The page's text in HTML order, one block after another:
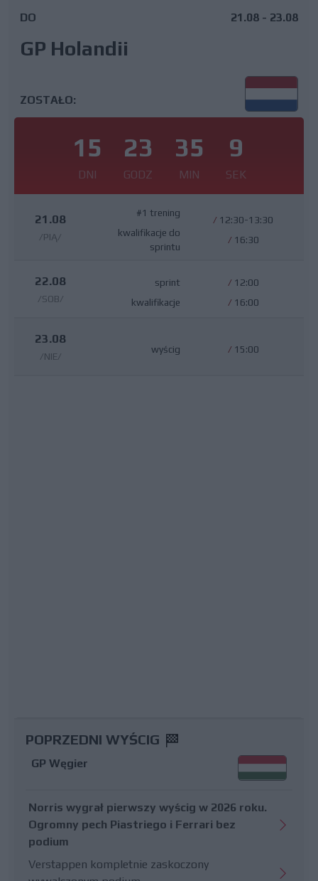
DO
GP Holandii
21.08 - 23.08
ZOSTAŁO:
15
DNI
23
GODZ
35
MIN
8
SEK
21.08
/PIĄ/
#1 trening
kwalifikacje do
sprintu
/ 12:30-13:30
/ 16:30
22.08
/SOB/
sprint
kwalifikacje
/ 12:00
/ 16:00
23.08
/NIE/
wyścig / 15:00
POPRZEDNI WYŚCIG
GP Węgier
Norris wygrał pierwszy wyścig w 2026 roku.
Ogromny pech Piastriego i Ferrari bez
podium
Verstappen kompletnie zaskoczony